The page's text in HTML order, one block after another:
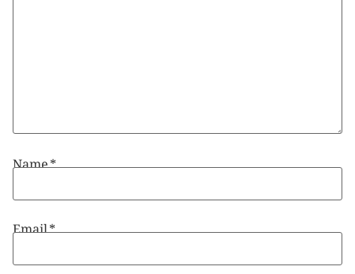
Name*
Email*